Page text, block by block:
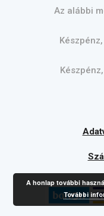
Az alábbi
A honlap további
További